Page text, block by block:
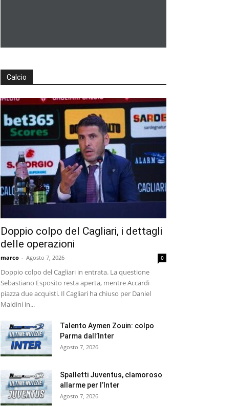
Calcio
Doppio colpo del Cagliari, i dettagli
delle operazioni
marco - Agosto 7, 2026 0
Doppio colpo del Cagliari in entrata. La questione
Sebastiano Esposito resta aperta, mentre Accardi
piazza due acquisti. Il Cagliari ha chiuso per Daniel
Maldini in...
Talento Aymen Zouin: colpo
Parma dall’Inter
Agosto 7, 2026
Spalletti Juventus, clamoroso
allarme per l’Inter
Agosto 7, 2026